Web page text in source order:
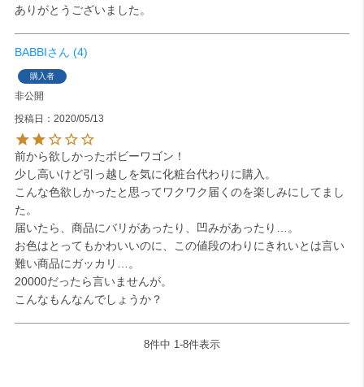
ありがとうございました。
BABBI 4
購入者
非公開
投稿日
2020/05/13
前から欲しかったボビーワゴン！
少し高いけど引っ越しを気に化粧台代わりに購入。
こんな色欲しかったと思ってワクワク届くのを楽しみにしてまし
た。
届いたら、商品にバリがあったり、凹みがあったり…。
お色はとってもかわいいのに、この値段のわりにきれいとは言い
難い商品にガッカリ…。
20000だったら言いませんが。
こんなもんなんでしょうか？
8件中 1-8件表示